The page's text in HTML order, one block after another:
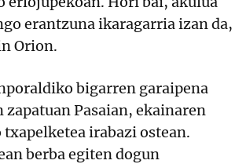
erantzuna ikaragarria izan da,
Orion.
bigarren garaipena
zapatuan Pasaian, ekainaren
txapelketea irabazi ostean.
berba egiten dogun